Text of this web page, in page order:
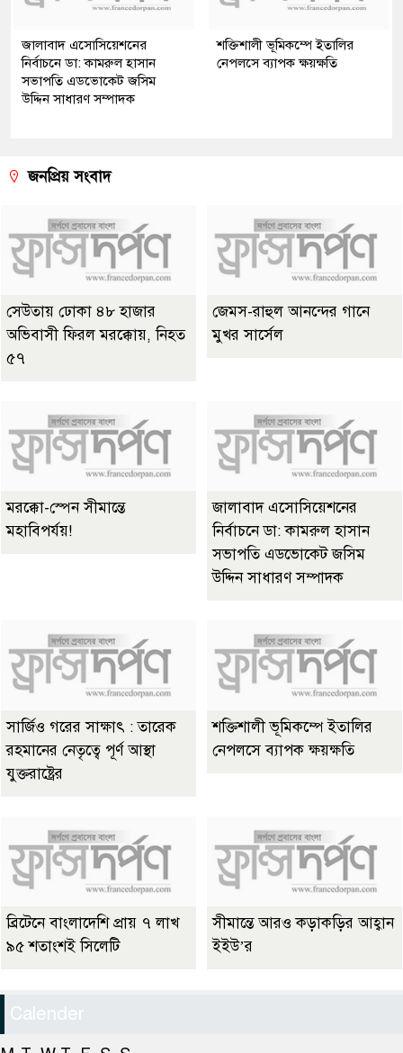
জালাবাদ এসোসিয়েশনের
নির্বাচনে ডা: কামরুল হাসান
সভাপতি এডভোকেট জসিম
উদ্দিন সাধারণ সম্পাদক
শক্তিশালী ভূমিকম্পে ইতালির
নেপলসে ব্যাপক ক্ষয়ক্ষতি
জনপ্রিয় সংবাদ
সেউতায় ঢোকা ৪৮ হাজার
অভিবাসী ফিরল মরক্কোয়, নিহত
৫৭
জেমস-রাহুল আনন্দের গানে
মুখর সার্সেল
মরক্কো-স্পেন সীমান্তে
মহাবিপর্যয়!
জালাবাদ এসোসিয়েশনের
নির্বাচনে ডা: কামরুল হাসান
সভাপতি এডভোকেট জসিম
উদ্দিন সাধারণ সম্পাদক
সার্জিও গরের সাক্ষাৎ : তারেক
রহমানের নেতৃত্বে পূর্ণ আস্থা
যুক্তরাষ্ট্রের
শক্তিশালী ভূমিকম্পে ইতালির
নেপলসে ব্যাপক ক্ষয়ক্ষতি
ব্রিটেনে বাংলাদেশি প্রায় ৭ লাখ
৯৫ শতাংশই সিলেটি
সীমান্তে আরও কড়াকড়ির আহ্বান
ইইউ’র
Calender